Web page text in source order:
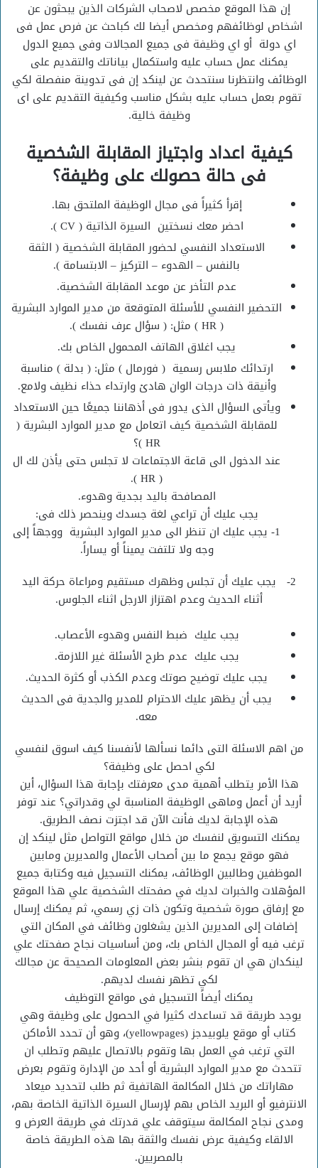
إن هذا الموقع مخصص لاصحاب الشركات الذين يبحثون عن
اشخاص لوظائفهم ومخصص أيضا لك كباحث عن فرص عمل فى
اي دولة أو اي وظيفة فى جميع المجالات وفى جميع الدول
يمكنك عمل حساب عليه واستكمال بياناتك والتقديم على
الوظائف وانتظرنا سنتحدث عن لينكد إن فى تدوينة منفصلة لكي
تقوم بعمل حساب عليه بشكل مناسب وكيفية التقديم على اى
وظيفة خالية.
كيفية اعداد واجتياز المقابلة الشخصية
فى حالة حصولك على وظيفة؟
إقرأ كثيراً فى مجال الوظيفة الملتحق بها.
احضر معك نسختين السيرة الذاتية ( CV ).
الاستعداد النفسي لحضور المقابلة الشخصية ( الثقة
بالنفس – الهدوء – التركيز – الابتسامة ).
عدم التأخر عن موعد المقابلة الشخصية.
التحضير النفسي للأسئلة المتوقعة من مدير الموارد البشرية
( HR ) مثل: ( سؤال عرف نفسك ).
يجب اغلاق الهاتف المحمول الخاص بك.
ارتدائك ملابس رسمية ( فورمال ) مثل: ( بدلة ) مناسبة
وأنيقة ذات درجات الوان هادئ وارتداء حذاء نظيف ولامع.
ويأتى السؤال الذى يدور فى أذهاننا جميعًا حين الاستعداد
للمقابلة الشخصية كيف اتعامل مع مدير الموارد البشرية (
HR )؟
عند الدخول الى قاعة الاجتماعات لا تجلس حتى يأذن لك ال
( HR ).
المصافحة باليد بجدية وهدوء.
يجب عليك أن تراعي لغة جسدك وينحصر ذلك فى:
1- يجب عليك ان تنظر الى مدير الموارد البشرية ووجهاً إلى
وجه ولا تلتفت يميناً أو يساراً.
2- يجب عليك أن تجلس وظهرك مستقيم ومراعاة حركة اليد
أثناء الحديث وعدم اهتزاز الارجل اثناء الجلوس.
يجب عليك ضبط النفس وهدوء الأعصاب.
يجب عليك عدم طرح الأسئلة غير اللازمة.
يجب عليك توضيح صوتك وعدم الكذب أو كثرة الحديث.
يجب أن يظهر عليك الاحترام للمدير والجدية فى الحديث
معه.
من اهم الاسئلة التى دائما نسألها لأنفسنا كيف اسوق لنفسي
لكي احصل على وظيفة؟
هذا الأمر يتطلب أهمية مدى معرفتك بإجابة هذا السؤال، أين
أريد أن أعمل وماهى الوظيفة المناسبة لي وقدراتي؟ عند توفر
هذه الإجابة لديك فأنت الآن قد اجتزت نصف الطريق.
يمكنك التسويق لنفسك من خلال مواقع التواصل مثل لينكد إن
فهو موقع يجمع ما بين أصحاب الأعمال والمديرين ومابين
الموظفين وطالبين الوظائف، يمكنك التسجيل فيه وكتابة جميع
المؤهلات والخبرات لديك في صفحتك الشخصية علي هذا الموقع
مع إرفاق صورة شخصية وتكون ذات زي رسمي، ثم يمكنك إرسال
إضافات إلى المديرين الذين يشغلون وظائف في المكان التي
ترغب فيه أو المجال الخاص بك، ومن أساسيات نجاح صفحتك علي
لينكدان هي ان تقوم بنشر بعض المعلومات الصحيحة عن مجالك
لكي تظهر نفسك لديهم.
يمكنك أيضاً التسجيل فى مواقع التوظيف
يوجد طريقة قد تساعدك كثيرا في الحصول على وظيفة وهي
كتاب أو موقع يلوبيدجز (yellowpages)، وهو أن تحدد الأماكن
التي ترغب في العمل بها وتقوم بالاتصال عليهم وتطلب ان
تتحدث مع مدير الموارد البشرية أو أحد من الإدارة وتقوم بعرض
مهاراتك من خلال المكالمة الهاتفية ثم طلب لتحديد ميعاد
الانترفيو أو البريد الخاص بهم لإرسال السيرة الذاتية الخاصة بهم،
ومدى نجاح المكالمة سيتوقف علي قدرتك في طريقة العرض و
الالقاء وكيفية عرض نفسك والثقة بها هذه الطريقة خاصة
بالمصريين.